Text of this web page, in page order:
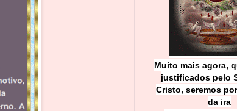
Muito mais agora,
justificados pelo
Cristo, seremos
da ira